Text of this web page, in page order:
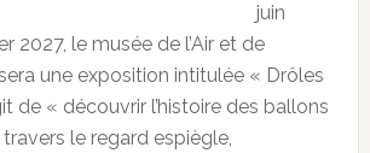
juin
2027, le musée de l’Air et de
une exposition intitulée « Drôles
de « découvrir l’histoire des ballons
le regard espiègle,